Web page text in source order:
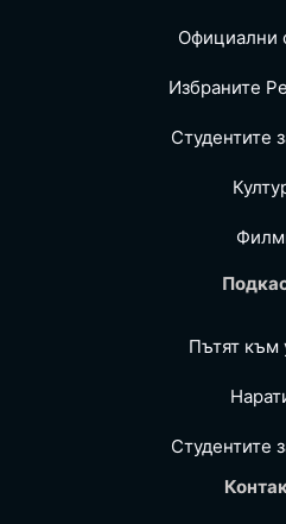
Официални
Избраните
Студентите
Пътят към
Студентите